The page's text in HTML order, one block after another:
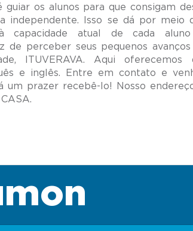
guiar os alunos para que consigam
independente. Isso se dá por meio
à capacidade atual de cada
de perceber seus pequenos avanços
ITUVERAVA. Aqui
e inglês. Entre em contato e
um prazer recebê-lo! Nosso